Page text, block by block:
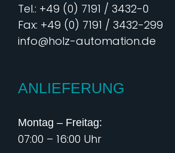
Tel.: +49 (0) 7191 / 3432-0
Fax: +49 (0) 7191 / 3432-299
info@holz-automation.de
ANLIEFERUNG
Montag – Freitag:
07:00 – 16:00 Uhr